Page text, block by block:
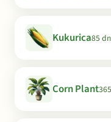
Kukurica85
Corn Plant